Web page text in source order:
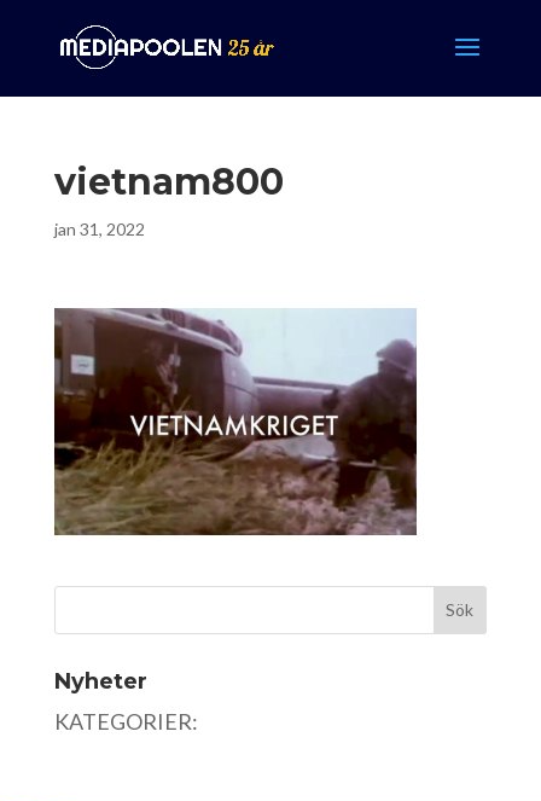
vietnam800
jan 31, 2022
Nyheter
KATEGORIER: